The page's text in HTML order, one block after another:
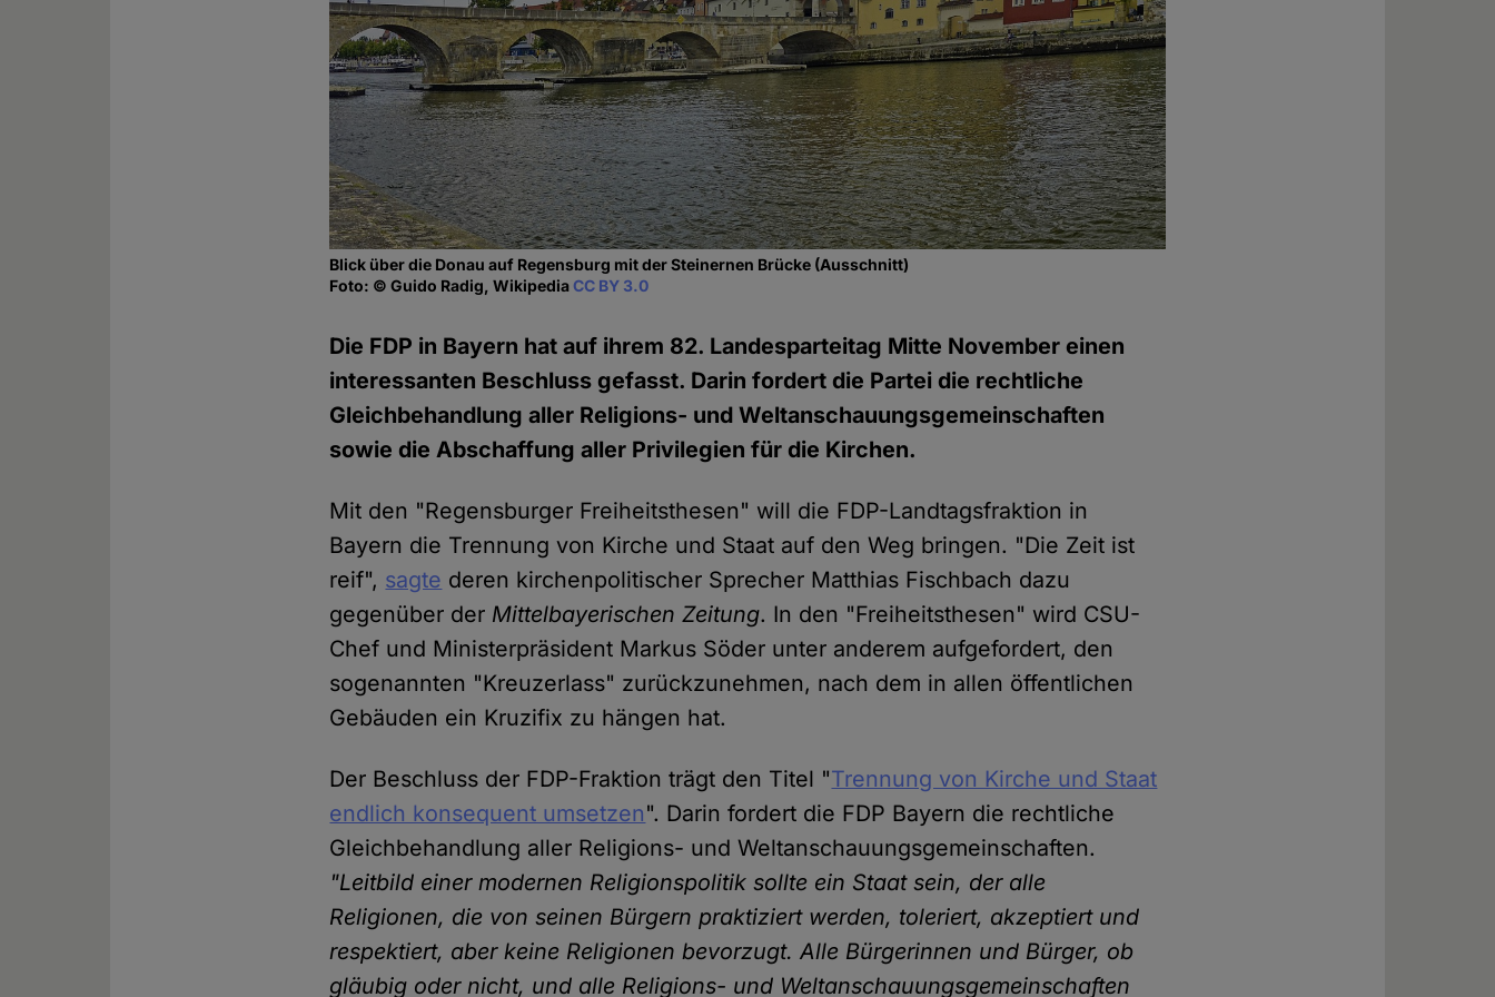
Blick über die Donau auf Regensburg mit der Steinernen Brücke (Ausschnitt)
Foto: © Guido Radig, WikipediaCC BY 3.0
Die FDP in Bayern hat auf ihrem 82. Landesparteitag Mitte November einen
interessanten Beschluss gefasst. Darin fordert die Partei die rechtliche
Gleichbehandlung aller Religions- und Weltanschauungsgemeinschaften
sowie die Abschaffung aller Privilegien für die Kirchen.
Mit den "Regensburger Freiheitsthesen" will die FDP-Landtagsfraktion in
Bayern die Trennung von Kirche und Staat auf den Weg bringen. "Die Zeit ist
reif", sagte deren kirchenpolitischer Sprecher Matthias Fischbach dazu
gegenüber der Mittelbayerischen Zeitung. In den "Freiheitsthesen" wird CSU-
Chef und Ministerpräsident Markus Söder unter anderem aufgefordert, den
sogenannten "Kreuzerlass" zurückzunehmen, nach dem in allen öffentlichen
Gebäuden ein Kruzifix zu hängen hat.
Der Beschluss der FDP-Fraktion trägt den Titel "Trennung von Kirche und Staat
endlich konsequent umsetzen". Darin fordert die FDP Bayern die rechtliche
Gleichbehandlung aller Religions- und Weltanschauungsgemeinschaften.
"Leitbild einer modernen Religionspolitik sollte ein Staat sein, der alle
Religionen, die von seinen Bürgern praktiziert werden, toleriert, akzeptiert und
respektiert, aber keine Religionen bevorzugt. Alle Bürgerinnen und Bürger, ob
gläubig oder nicht, und alle Religions- und Weltanschauungsgemeinschaften